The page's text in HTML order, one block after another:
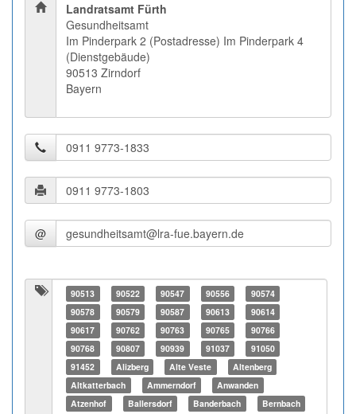
Landratsamt Fürth
Gesundheitsamt
Im Pinderpark 2 (Postadresse) Im Pinderpark 4
(Dienstgebäude)
90513 Zirndorf
Bayern
@
90513 90522 90547 90556
90574
90578
90579 90587 90613
90614
90617
90762 90763 90765
90766
90768
90807 90939 91037
91050
91452
Alizberg Alte Veste
Altenberg
Altkatterbach
Ammerndorf
Anwanden
Atzenhof
Ballersdorf Banderbach Bernbach